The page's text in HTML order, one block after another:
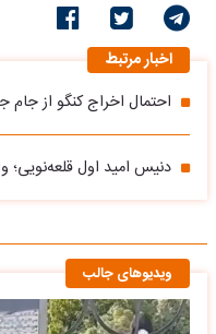
اخبار مرتبط
احتمال اخراج کنگو از
دنیس امید اول قلعه‌نویی؛
ویدیوهای جالب